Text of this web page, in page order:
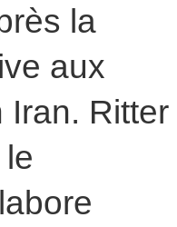
la
aux
Iran. Ritter